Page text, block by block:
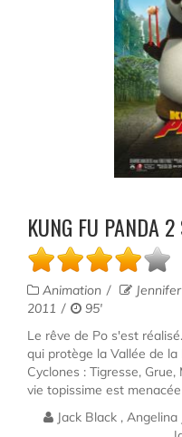
KUNG FU PANDA
Animation
2011
95'
Le rêve de Po s'est
qui protège la Vallée de
Cyclones : Tigresse,
vie topissime est
Jack Black , Angelina